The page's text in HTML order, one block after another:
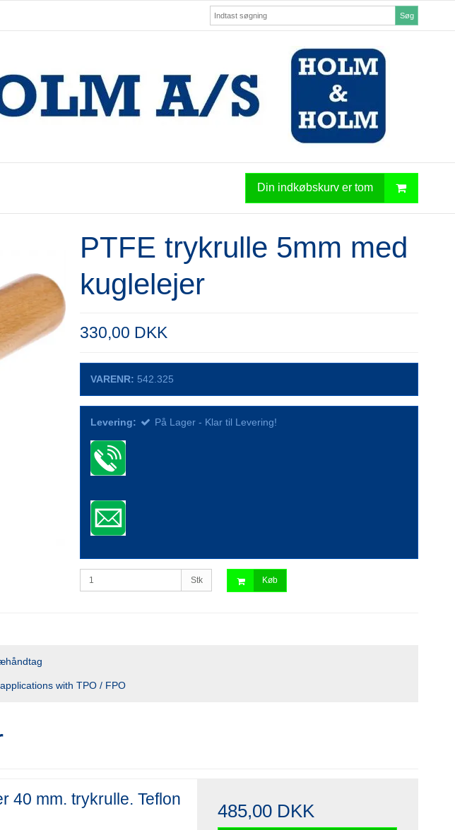
Søg
Din indkøbskurv er tom
PTFE trykrulle 5mm med
kuglelejer
330,00 DKK
VARENR: 542.325
Levering: På Lager - Klar til Levering!
Stk Køb
with TPO / FPO
40 mm. trykrulle. Teflon
485,00 DKK